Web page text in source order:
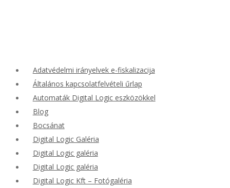
Adatvédelmi irányelvek e-fiskalizacija
Általános kapcsolatfelvételi űrlap
Automaták Digital Logic eszközökkel
Blog
Bocsánat
Digital Logic Galéria
Digital Logic galéria
Digital Logic galéria
Digital Logic Kft – Fotógaléria